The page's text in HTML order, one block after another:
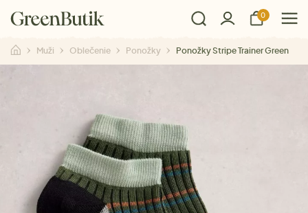
0
Muži Oblečenie Ponožky Ponožky Stripe Trainer Green